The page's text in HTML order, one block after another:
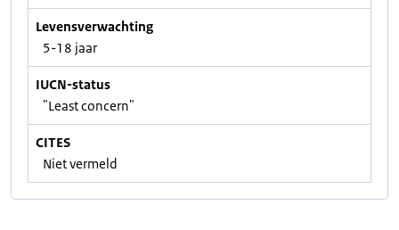
Levensverwachting
5-18 jaar
IUCN-status
"Least concern"
CITES
Niet vermeld